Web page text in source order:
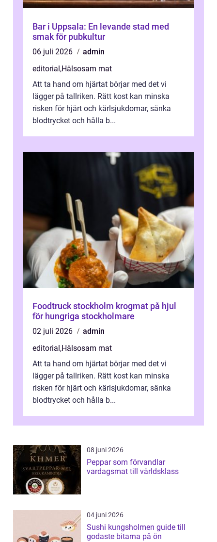
Bar i Uppsala: En levande stad med
smak för pubkultur
06 juli 2026
admin
editorial,Hälsosam mat
Att ta hand om hjärtat börjar med det vi
lägger på tallriken. Rätt kost kan minska
risken för hjärt och kärlsjukdomar, sänka
blodtrycket och hålla b...
Foodtruck stockholm krogmat på hjul
för hungriga stockholmare
02 juli 2026
admin
editorial,Hälsosam mat
Att ta hand om hjärtat börjar med det vi
lägger på tallriken. Rätt kost kan minska
risken för hjärt och kärlsjukdomar, sänka
blodtrycket och hålla b...
08 juni 2026
Peppar som förvandlar
vardagsmat till världsklass
04 juni 2026
Sushi kungsholmen guide till
godaste bitarna på ön